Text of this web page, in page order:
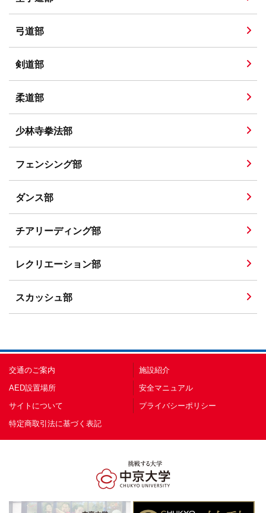
弓道部
剣道部
柔道部
少林寺拳法部
フェンシング部
ダンス部
チアリーディング部
レクリエーション部
スカッシュ部
交通のご案内
施設紹介
AED設置場所
安全マニュアル
サイトについて
プライバシーポリシー
特定商取引法に基づく表記